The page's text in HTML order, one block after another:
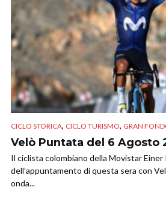
CICLO STORICA, CICLO TURISMO, GRAN
Velò Puntata del 6 Agosto
Il ciclista colombiano della Movistar Einer
dell’appuntamento di questa sera con
onda...